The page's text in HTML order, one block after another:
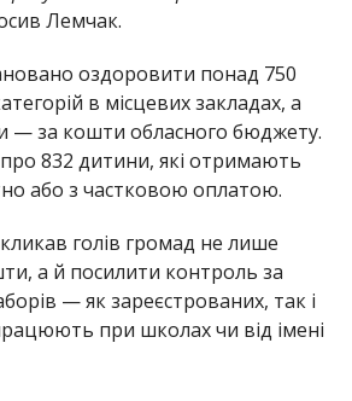
Лемчак.
оздоровити понад 750
в місцевих закладах, а
— за кошти обласного бюджету.
832 дитини, які отримають
або з частковою оплатою.
голів громад не лише
а й посилити контроль за
— як зареєстрованих, так і
при школах чи від імені